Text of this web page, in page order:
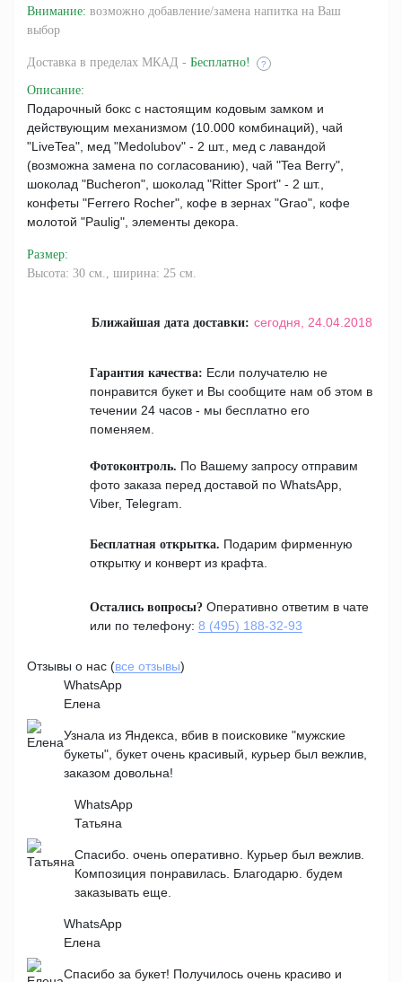
Внимание: возможно добавление/замена напитка на Ваш
выбор
Доставка в пределах МКАД - Бесплатно! ?
Описание:
Подарочный бокс с настоящим кодовым замком и
действующим механизмом (10.000 комбинаций), чай
"LiveTea", мед "Medolubov" - 2 шт., мед с лавандой
(возможна замена по согласованию), чай "Tea Berry",
шоколад "Bucheron", шоколад "Ritter Sport" - 2 шт.,
конфеты "Ferrero Rocher", кофе в зернах "Grao", кофе
молотой "Paulig", элементы декора.
Размер:
Высота: 30 см., ширина: 25 см.
Ближайшая дата доставки: сегодня, 24.04.2018
Гарантия качества: Если получателю не
понравится букет и Вы сообщите нам об этом в
течении 24 часов - мы бесплатно его
поменяем.
Фотоконтроль. По Вашему запросу отправим
фото заказа перед доставой по WhatsApp,
Viber, Telegram.
Бесплатная открытка. Подарим фирменную
открытку и конверт из крафта.
Остались вопросы? Оперативно ответим в чате
или по телефону: 8 (495) 188-32-93
Отзывы о нас (все отзывы)
WhatsApp
Елена
Узнала из Яндекса, вбив в поисковике "мужские
букеты", букет очень красивый, курьер был вежлив,
заказом довольна!
WhatsApp
Татьяна
Спасибо. очень оперативно. Курьер был вежлив.
Композиция понравилась. Благодарю. будем
заказывать еще.
WhatsApp
Елена
Спасибо за букет! Получилось очень красиво и